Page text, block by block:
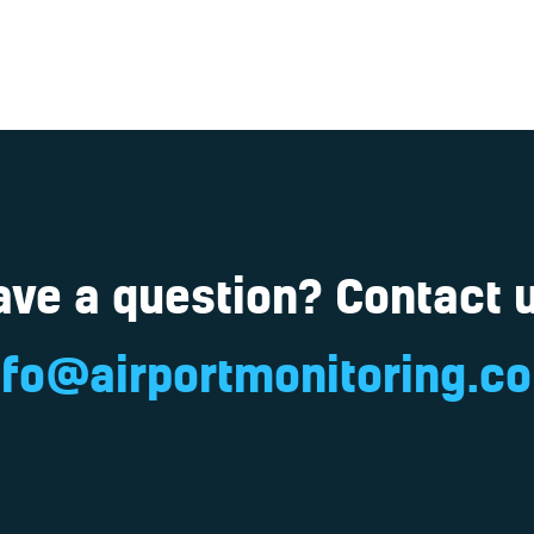
a question? Contact